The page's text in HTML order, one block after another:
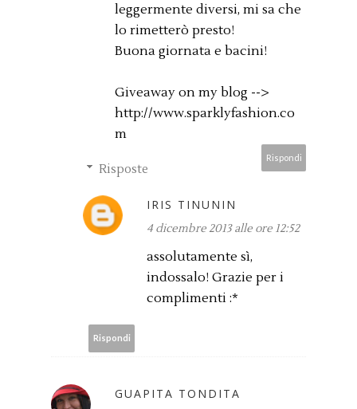
leggermente diversi, mi sa che
lo rimetterò presto!
Buona giornata e bacini!
Giveaway on my blog -->
http://www.sparklyfashion.co
m
Rispondi
Risposte
IRIS TINUNIN
4 dicembre 2013 alle ore 12:52
assolutamente sì,
indossalo! Grazie per i
complimenti :*
Rispondi
GUAPITA TONDITA